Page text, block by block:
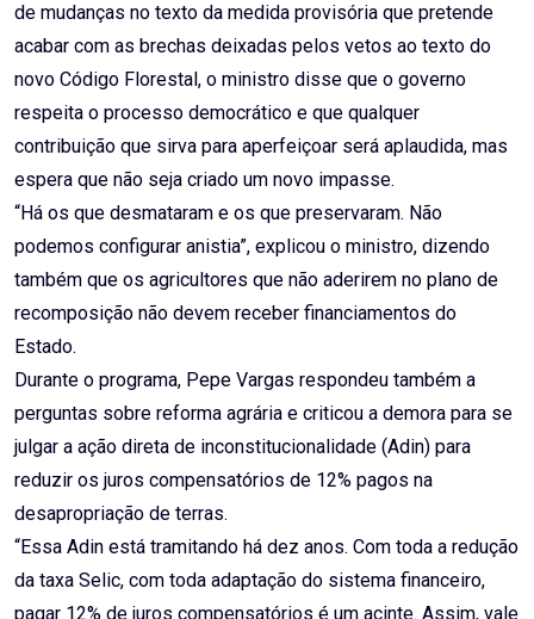
de mudanças no texto da medida provisória que pretende
acabar com as brechas deixadas pelos vetos ao texto do
novo Código Florestal, o ministro disse que o governo
respeita o processo democrático e que qualquer
contribuição que sirva para aperfeiçoar será aplaudida, mas
espera que não seja criado um novo impasse.
“Há os que desmataram e os que preservaram. Não
podemos configurar anistia”, explicou o ministro, dizendo
também que os agricultores que não aderirem no plano de
recomposição não devem receber financiamentos do
Estado.
Durante o programa, Pepe Vargas respondeu também a
perguntas sobre reforma agrária e criticou a demora para se
julgar a ação direta de inconstitucionalidade (Adin) para
reduzir os juros compensatórios de 12% pagos na
desapropriação de terras.
“Essa Adin está tramitando há dez anos. Com toda a redução
da taxa Selic, com toda adaptação do sistema financeiro,
pagar 12% de juros compensatórios é um acinte. Assim, vale